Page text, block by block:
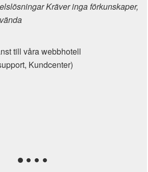
Kräver inga förkunskaper,
till våra webbhotell
Kundcenter)